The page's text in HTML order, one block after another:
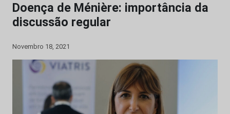
Doença de Ménière: importância da
discussão regular
Novembro 18, 2021